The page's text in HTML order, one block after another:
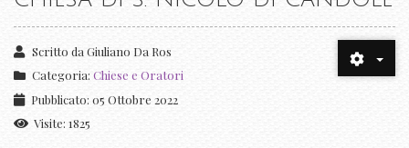
Scritto daGiuliano Da Ros
Categoria: Chiese e Oratori
Pubblicato: 05 Ottobre 2022
Visite: 1825